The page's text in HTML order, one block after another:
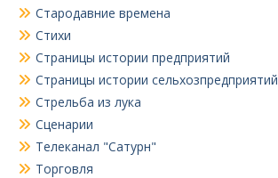
Стародавние времена
Стихи
Страницы истории предприятий
Страницы истории сельхозпредприятий
Стрельба из лука
Сценарии
Телеканал "Сатурн"
Торговля